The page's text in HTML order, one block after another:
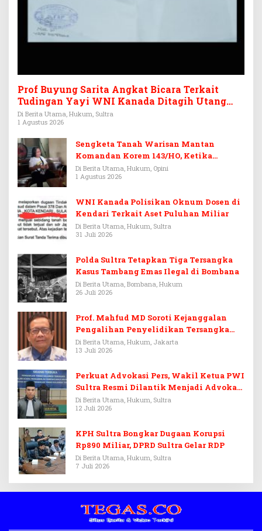
Prof Buyung Sarita Angkat Bicara Terkait
Tudingan Yayi WNI Kanada Ditagih Utang
Rp3,6 Miliar
Di Berita Utama, Hukum, Sultra
1 Agustus 2026
Sengketa Tanah Warisan Mantan
Komandan Korem 143/HO, Ketika
Warisan Menjadi Arena Pemerasan
Di Berita Utama, Hukum, Opini
1 Agustus 2026
WNI Kanada Polisikan Oknum Dosen di
Kendari Terkait Aset Puluhan Miliar
Di Berita Utama, Hukum, Sultra
31 Juli 2026
Polda Sultra Tetapkan Tiga Tersangka
Kasus Tambang Emas Ilegal di Bombana
Di Berita Utama, Bombana, Hukum
26 Juli 2026
Prof. Mahfud MD Soroti Kejanggalan
Pengalihan Penyelidikan Tersangka
Febrie Adriansyah
Di Berita Utama, Hukum, Jakarta
13 Juli 2026
Perkuat Advokasi Pers, Wakil Ketua PWI
Sultra Resmi Dilantik Menjadi Advokat
PERADI
Di Berita Utama, Hukum, Sultra
12 Juli 2026
KPH Sultra Bongkar Dugaan Korupsi
Rp890 Miliar, DPRD Sultra Gelar RDP
Di Berita Utama, Hukum, Sultra
7 Juli 2026